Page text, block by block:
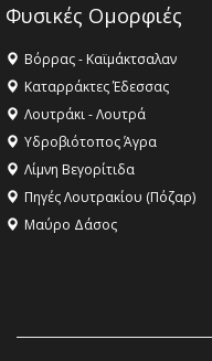
Φυσικές Ομορφιές
Βόρρας - Καϊμάκτσαλαν
Καταρράκτες Έδεσσας
Λουτράκι - Λουτρά
Υδροβιότοπος Άγρα
Λίμνη Βεγορίτιδα
Πηγές Λουτρακίου (Πόζαρ)
Μαύρο Δάσος